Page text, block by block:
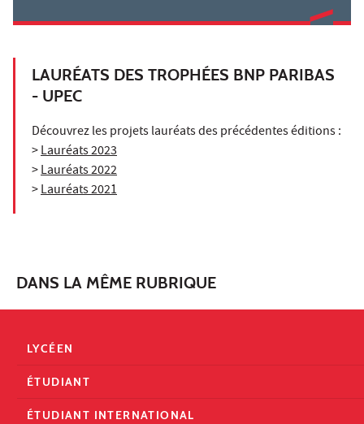
LAURÉATS DES TROPHÉES BNP PARIBAS
- UPEC
Découvrez les projets lauréats des précédentes éditions :
>Lauréats 2023
>Lauréats 2022
>Lauréats 2021
DANS LA MÊME RUBRIQUE
LYCÉEN
ÉTUDIANT
ÉTUDIANT INTERNATIONAL